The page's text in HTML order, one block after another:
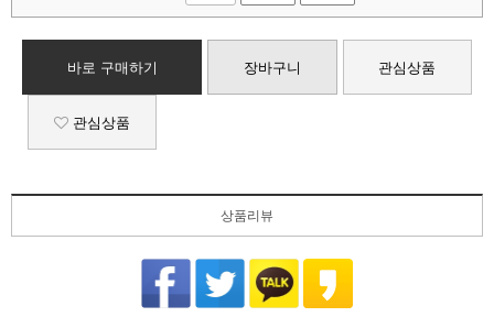
바로 구매하기 장바구니 관심상품
관심상품
상품리뷰